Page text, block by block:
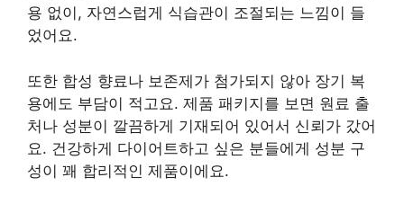
용 없이, 자연스럽게 식습관이 조절되는 느낌이 들
었어요.
또한 합성 향료나 보존제가 첨가되지 않아 장기 복
용에도 부담이 적고요. 제품 패키지를 보면 원료 출
처나 성분이 깔끔하게 기재되어 있어서 신뢰가 갔어
요. 건강하게 다이어트하고 싶은 분들에게 성분 구
성이 꽤 합리적인 제품이에요.